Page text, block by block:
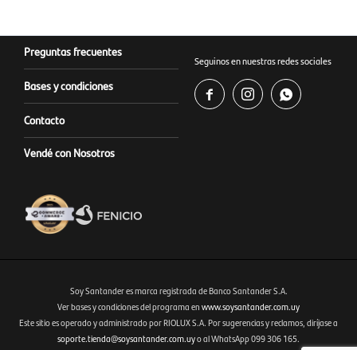
Preguntas frecuentes
Bases y condiciones
Contacto
Vendé con Nosotros
Seguinos en nuestras redes sociales
  
Fenicio eCommerce Uruguay
Soy Santander es marca registrada de Banco Santander S.A.
Ver bases y condiciones del programa en www.soysantander.com.uy
Este sitio es operado y administrado por RIOLUX S.A. Por sugerencias y reclamos, diríjase a
soporte.tienda@soysantander.com.uyo al WhatsApp 099 306 165.